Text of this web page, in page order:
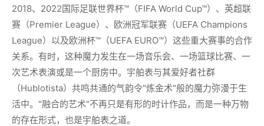
2018、2022国际足联世界杯™（FIFA World Cup™）、英超联
赛（Premier League）、欧洲冠军联赛（UEFA Champions
League）以及欧洲杯™（UEFA EURO™）这些重大赛事的合作
关系。有时，这种魔力发生在一场音乐会、一场篮球比赛、一
次艺术表演或是一个厨房中。宇舶表与其爱好者社群
（Hublotista）共鸣共通的气韵令"炼金术"般的魔力弥漫于生
活中。"融合的艺术"不再只是有形的时计作品，而是一种万物
的存在形式，也是宇舶表之道。